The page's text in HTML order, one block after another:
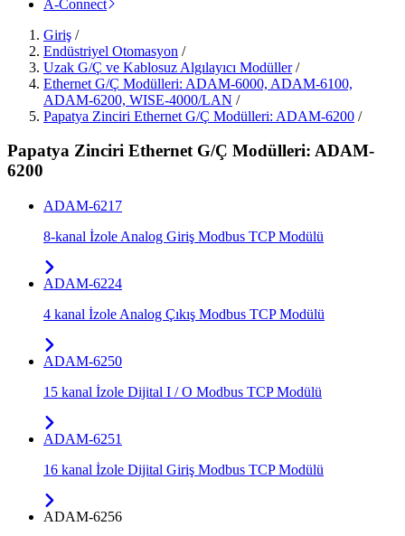
A-Connect
Giriş /
Endüstriyel Otomasyon /
Uzak G/Ç ve Kablosuz Algılayıcı Modüller/
Ethernet G/Ç Modülleri: ADAM-6000, ADAM-6100,
ADAM-6200, WISE-4000/LAN /
Papatya Zinciri Ethernet G/Ç Modülleri: ADAM-6200 /
Papatya Zinciri Ethernet G/Ç Modülleri: ADAM-
6200
ADAM-6217
8-kanal İzole Analog Giriş Modbus TCP Modülü
ADAM-6224
4 kanal İzole Analog Çıkış Modbus TCP Modülü
ADAM-6250
15 kanal İzole Dijital I / O Modbus TCP Modülü
ADAM-6251
16 kanal İzole Dijital Giriş Modbus TCP Modülü
ADAM-6256